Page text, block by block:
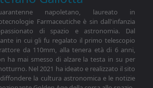
napoletano, laureato in
Farmaceutiche è sin dall'infanzia
di spazio e astronomia. Dal
in cui gli fu regalato il primo telescopio
da 110mm, alla tenera età di 6 anni,
ha mai smesso di alzare la testa in su per
Nel 2021 ha ideato e realizzato il sito
la cultura astronomica e le notizie